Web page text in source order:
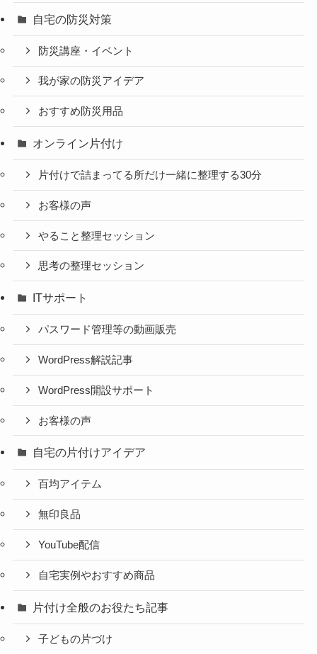
自宅の防災対策
防災講座・イベント
我が家の防災アイデア
おすすめ防災用品
オンライン片付け
片付けで詰まってる所だけ一緒に整理する30分
お客様の声
やること整理セッション
思考の整理セッション
ITサポート
パスワード管理等の動画販売
WordPress解説記事
WordPress開設サポート
お客様の声
自宅の片付けアイデア
百均アイテム
無印良品
YouTube配信
自宅実例やおすすめ商品
片付け全般のお役たち記事
子どもの片づけ